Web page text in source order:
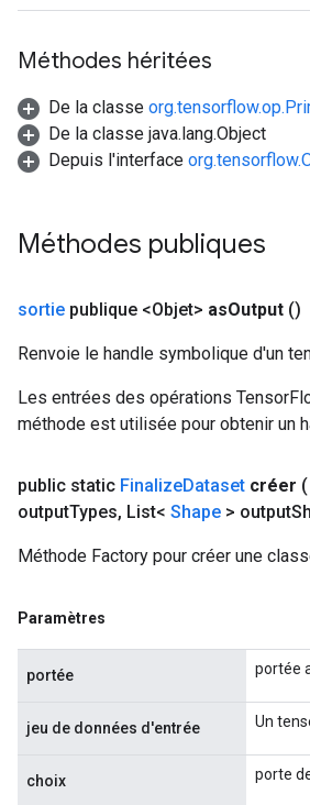
Méthodes héritées
De la classe
De la classe java.lang.Object
Depuis l'interface
Méthodes publiques
sortie publique <Objet> asOutput ()
Renvoie le handle symbolique d'un
Les entrées des opérations
méthode est utilisée pour obtenir un
public static FinalizeDataset créer (
outputTypes, List< Shape > output
Méthode Factory pour créer une
Paramètres
portée portée
jeu de données d'entrée Un
choix porte